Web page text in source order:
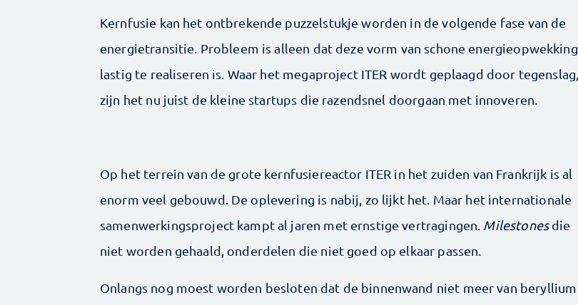
Kernfusie kan het ontbrekende puzzelstukje worden in de volgende fase van de
energietransitie. Probleem is alleen dat deze vorm van schone energieopwekking
lastig te realiseren is. Waar het megaproject ITER wordt geplaagd door tegenslag,
zijn het nu juist de kleine startups die razendsnel doorgaan met innoveren.
Op het terrein van de grote kernfusiereactor ITER in het zuiden van Frankrijk is al
enorm veel gebouwd. De oplevering is nabij, zo lijkt het. Maar het internationale
samenwerkingsproject kampt al jaren met ernstige vertragingen. Milestonesdie
niet worden gehaald, onderdelen die niet goed op elkaar passen.
Onlangs nog moest worden besloten dat de binnenwand niet meer van beryllium